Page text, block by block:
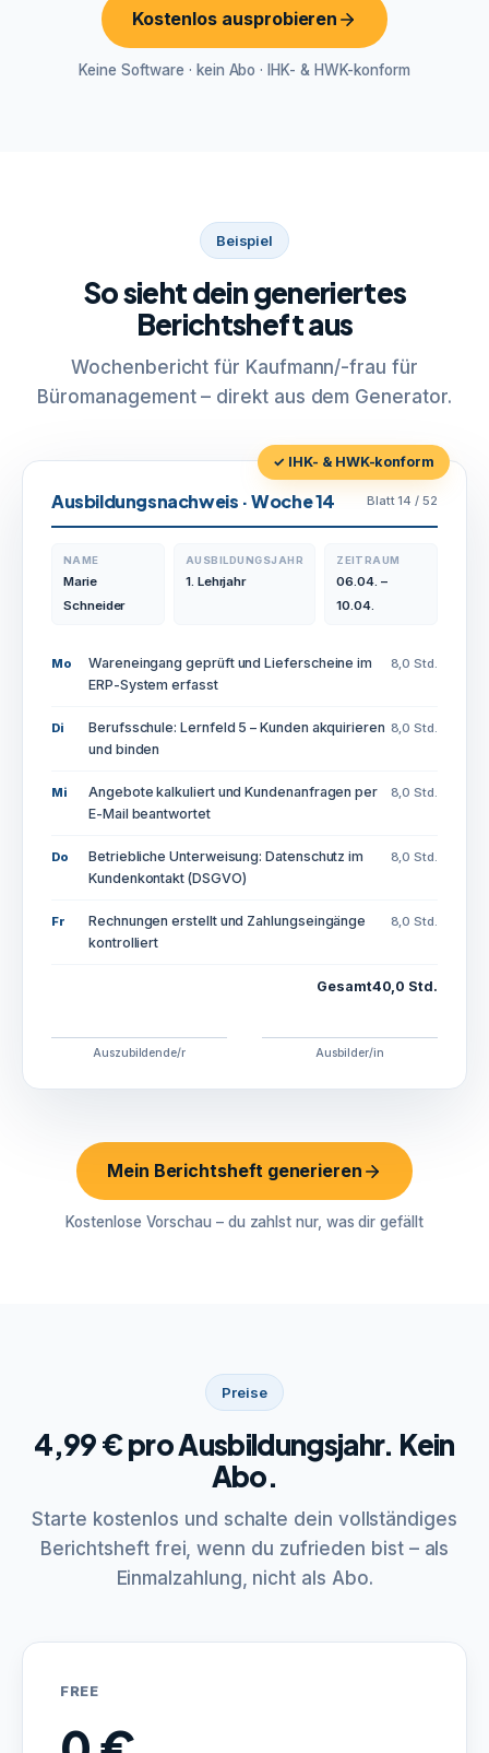
Kostenlos ausprobieren
Keine Software · kein Abo · IHK- & HWK-konform
Beispiel
So sieht dein generiertes
Berichtsheft aus
Wochenbericht für Kaufmann/-frau für
Büromanagement – direkt aus dem Generator.
✓ IHK- & HWK-konform
Ausbildungsnachweis · Woche 14 Blatt 14 / 52
NAME
Marie
Schneider
AUSBILDUNGSJAHR
1. Lehrjahr
ZEITRAUM
06.04. –
10.04.
Mo
Wareneingang geprüft und Lieferscheine im
ERP-System erfasst
8,0 Std.
Di
Berufsschule: Lernfeld 5 – Kunden akquirieren
und binden
8,0 Std.
Mi
Angebote kalkuliert und Kundenanfragen per
E-Mail beantwortet
8,0 Std.
Do
Betriebliche Unterweisung: Datenschutz im
Kundenkontakt (DSGVO)
8,0 Std.
Fr
Rechnungen erstellt und Zahlungseingänge
kontrolliert
8,0 Std.
Gesamt40,0 Std.
Auszubildende/r Ausbilder/in
Mein Berichtsheft generieren
Kostenlose Vorschau – du zahlst nur, was dir gefällt
Preise
4,99 € pro Ausbildungsjahr. Kein
Abo.
Starte kostenlos und schalte dein vollständiges
Berichtsheft frei, wenn du zufrieden bist – als
Einmalzahlung, nicht als Abo.
FREE